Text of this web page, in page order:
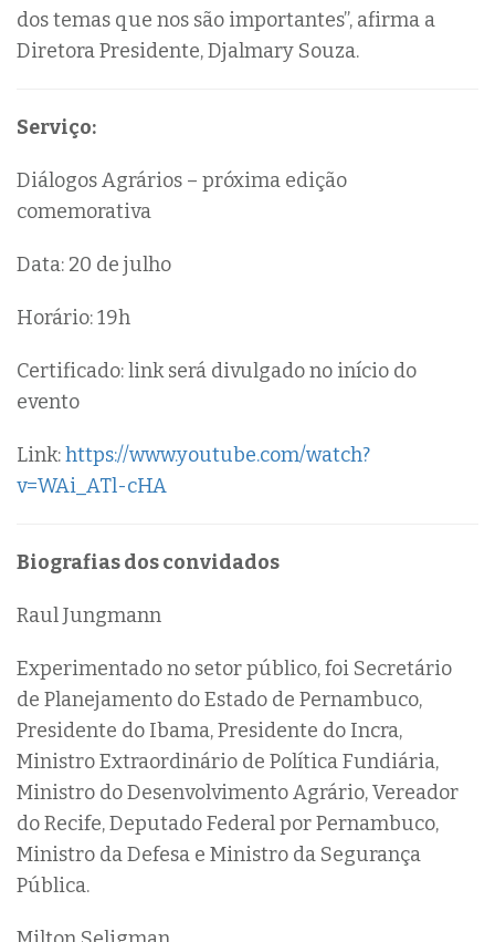
dos temas que nos são importantes”, afirma a
Diretora Presidente, Djalmary Souza.
Serviço:
Diálogos Agrários – próxima edição
comemorativa
Data: 20 de julho
Horário: 19h
Certificado: link será divulgado no início do
evento
Link:https://www.youtube.com/watch?
v=WAi_ATl-cHA
Biografias dos convidados
Raul Jungmann
Experimentado no setor público, foi Secretário
de Planejamento do Estado de Pernambuco,
Presidente do Ibama, Presidente do Incra,
Ministro Extraordinário de Política Fundiária,
Ministro do Desenvolvimento Agrário, Vereador
do Recife, Deputado Federal por Pernambuco,
Ministro da Defesa e Ministro da Segurança
Pública.